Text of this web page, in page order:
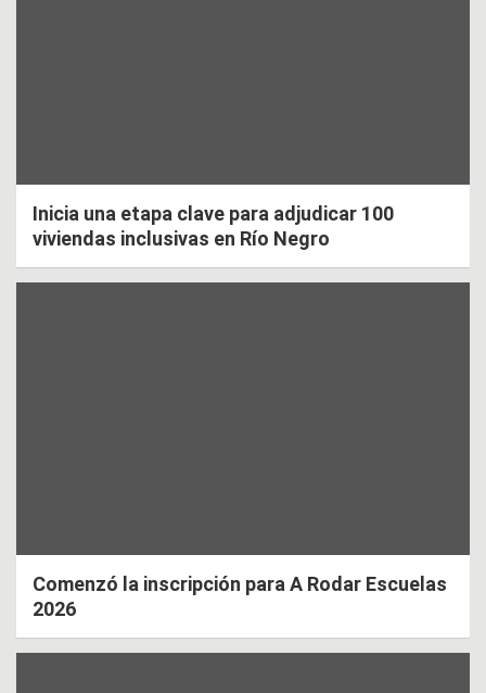
Inicia una etapa clave para adjudicar 100
viviendas inclusivas en Río Negro
Comenzó la inscripción para A Rodar Escuelas
2026